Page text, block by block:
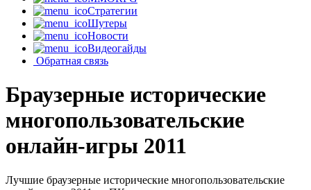
Стратегии
Шутеры
Новости
Видеогайды
Обратная связь
Браузерные исторические
многопользовательские
онлайн-игры 2011
Лучшие браузерные исторические многопользовательские